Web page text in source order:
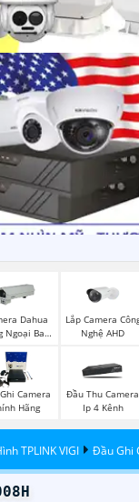
Dahua
Ngoại Ban
Lắp Camera
Nghệ AHD
Hãng
Đầu Thu Camera
Ip 4 Kênh
TPLINK VIGI Đầu Ghi